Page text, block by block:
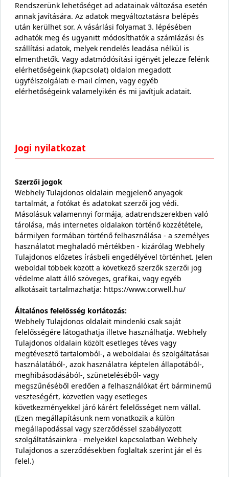
Rendszerünk lehetőséget ad adatainak változása esetén
annak javítására. Az adatok megváltoztatásra belépés
után kerülhet sor. A vásárlási folyamat 3. lépésében
adhatók meg és ugyanitt módosíthatók a számlázási és
szállítási adatok, melyek rendelés leadása nélkül is
elmenthetők. Vagy adatmódósítási igényét jelezze felénk
elérhetőségeink (kapcsolat) oldalon megadott
ügyfélszolgálati e-mail címen, vagy egyéb
elérhetőségeink valamelyikén és mi javítjuk adatait.
Jogi nyilatkozat
Szerzői jogok
Webhely Tulajdonos oldalain megjelenő anyagok
tartalmát, a fotókat és adatokat szerzői jog védi.
Másolásuk valamennyi formája, adatrendszerekben való
tárolása, más internetes oldalakon történő közzététele,
bármilyen formában történő felhasználása - a személyes
használatot meghaladó mértékben - kizárólag Webhely
Tulajdonos előzetes írásbeli engedélyével történhet. Jelen
weboldal többek között a következő szerzők szerzői jog
védelme alatt álló szöveges, grafikai, vagy egyéb
alkotásait tartalmazhatja: https://www.corwell.hu/
Általános felelősség korlátozás:
Webhely Tulajdonos oldalait mindenki csak saját
felelősségére látogathatja illetve használhatja. Webhely
Tulajdonos oldalain közölt esetleges téves vagy
megtévesztő tartalomból-, a weboldalai és szolgáltatásai
használatából-, azok használatra képtelen állapotából-,
meghibásodásából-, szüneteléséből- vagy
megszűnéséből eredően a felhasználókat ért bárminemű
veszteségért, közvetlen vagy esetleges
következményekkel járó kárért felelősséget nem vállal.
(Ezen megállapításunk nem vonatkozik a külön
megállapodással vagy szerződéssel szabályozott
szolgáltatásainkra - melyekkel kapcsolatban Webhely
Tulajdonos a szerződésekben foglaltak szerint jár el és
felel.)